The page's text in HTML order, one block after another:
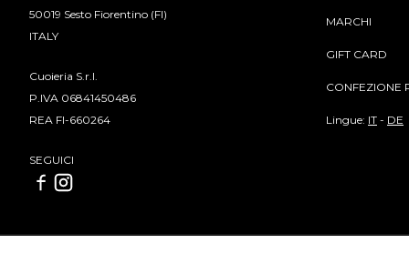
50019 Sesto Fiorentino (FI)
ITALY
Cuoieria S.r.l.
P.IVA 06841450486
REA FI-660264
SEGUICI
MARCHI
GIFT CARD
CONFEZIONE
Lingue: IT - DE